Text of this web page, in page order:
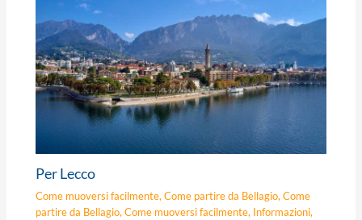
Per Lecco
Come muoversi facilmente,Come partire da Bellagio,Come
partire da Bellagio,Come muoversi facilmente, Informazioni,